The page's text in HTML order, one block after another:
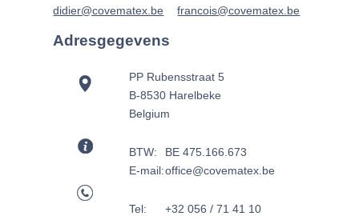
didier@covematex.be
francois@covematex.be
Adresgegevens
PP Rubensstraat 5
B-8530 Harelbeke
Belgium
BTW:
BE 475.166.673
E-mail:office@covematex.be
Tel:
+32 056 / 71 41 10